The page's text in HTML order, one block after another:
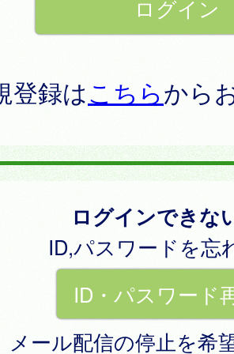
登録はこちらから
ログインできな
ID,パスワードを忘
ID・パスワード
メール配信の停止を希